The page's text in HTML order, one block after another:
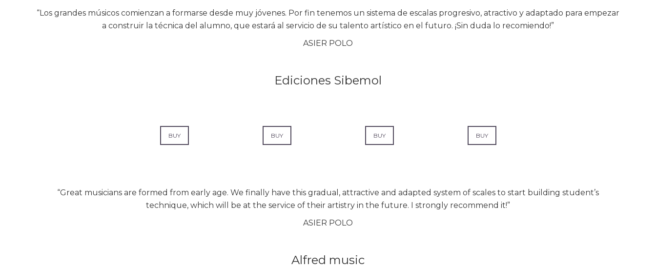
“Los grandes músicos comienzan a formarse desde muy jóvenes. Por fin tenemos un sistema de escalas progresivo, atractivo y adaptado para empezar
a construir la técnica del alumno, que estará al servicio de su talento artístico en el futuro. ¡Sin duda lo recomiendo!”
ASIER POLO
Ediciones Sibemol
BUY BUY BUY BUY
“Great musicians are formed from early age. We finally have this gradual, attractive and adapted system of scales to start building student’s
technique, which will be at the service of their artistry in the future. I strongly recommend it!”
ASIER POLO
Alfred music